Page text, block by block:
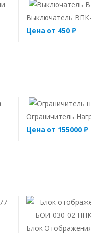
Выключатель
Цена от 450 ₽
Ограничитель
Цена от 155000 ₽
Блок